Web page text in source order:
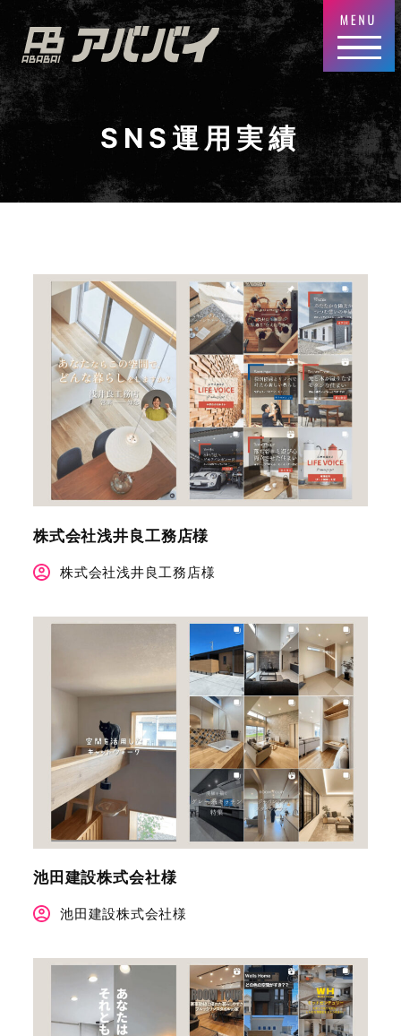
SNS運用実績
株式会社浅井良工務店様
株式会社浅井良工務店様
池田建設株式会社様
池田建設株式会社様